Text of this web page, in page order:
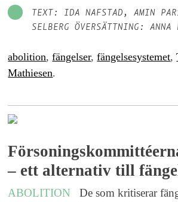
TEXT: IDA NAFSTAD, AMIN
SELBERG ÖVERSÄTTNING: ANNA
abolition,fängelser,fängelsesystemet,
Mathiesen.
– ett alternativ till
ABOLITION
De som kritiserar